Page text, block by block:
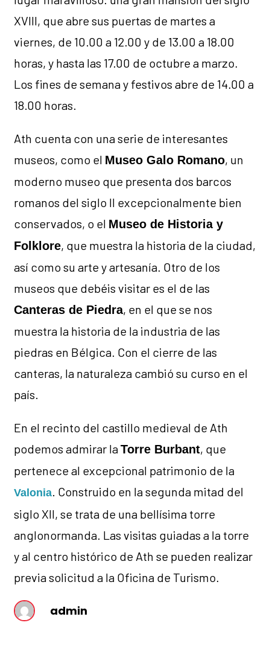
XVIII, que abre sus puertas de martes a
viernes, de 10.00 a 12.00 y de 13.00 a 18.00
horas, y hasta las 17.00 de octubre a marzo.
Los fines de semana y festivos abre de 14.00 a
18.00 horas.
Ath cuenta con una serie de interesantes
museos, como el Museo Galo Romano, un
moderno museo que presenta dos barcos
romanos del siglo II excepcionalmente bien
conservados, o el Museo de Historia y
Folklore, que muestra la historia de la ciudad,
así como su arte y artesanía. Otro de los
museos que debéis visitar es el de las
Canteras de Piedra, en el que se nos
muestra la historia de la industria de las
piedras en Bélgica. Con el cierre de las
canteras, la naturaleza cambió su curso en el
país.
En el recinto del castillo medieval de Ath
podemos admirar laTorre Burbant, que
pertenece al excepcional patrimonio de la
Valonia . Construido en la segunda mitad del
siglo XII, se trata de una bellísima torre
anglonormanda. Las visitas guiadas a la torre
y al centro histórico de Ath se pueden realizar
previa solicitud a la Oficina de Turismo.
admin